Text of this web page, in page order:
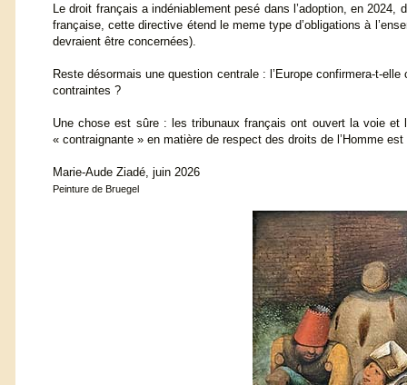
Le droit français a indéniablement pesé dans l’adoption, en
française, cette directive étend le meme type d’obligations à
devraient être concernées).
Reste désormais une question centrale : l’Europe confirmera-t-
contraintes ?
Une chose est sûre : les tribunaux français ont ouvert la voie et
« contraignante » en matière de respect des droits de l’Homme
Marie-Aude Ziadé, juin 2026
Peinture de Bruegel